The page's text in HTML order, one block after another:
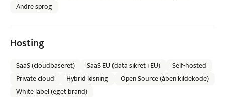
Andre sprog
Hosting
SaaS (cloudbaseret) SaaS EU (data sikret i EU)
Self-hosted
Private cloud
Hybrid løsning
Open Source (åben kildekode)
White label (eget brand)